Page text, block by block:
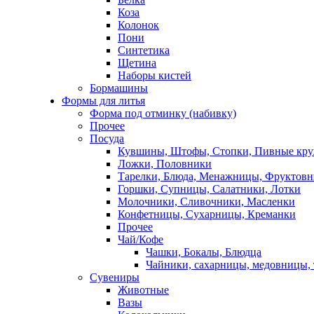
Коза
Колонок
Пони
Синтетика
Щетина
Наборы кистей
Бормашины
Формы для литья
Форма под отминку (набивку)
Прочее
Посуда
Кувшины, Штофы, Стопки, Пивные
Ложки, Половники
Тарелки, Блюда, Менажницы,
Горшки, Супницы, Салатники, Лотки
Молочники, Сливочники, Масленки
Конфетницы, Сухарницы, Креманки
Прочее
Чай/Кофе
Чашки, Бокалы, Блюдца
Чайники, сахарницы, медовницы,
Сувениры
Животные
Вазы